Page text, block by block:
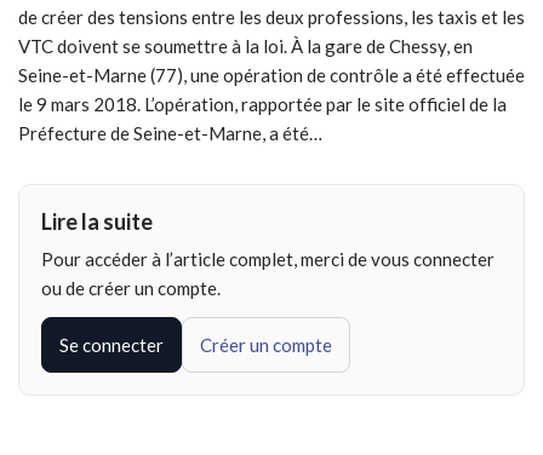
de créer des tensions entre les deux professions, les taxis et les
VTC doivent se soumettre à la loi. À la gare de Chessy, en
Seine-et-Marne (77), une opération de contrôle a été effectuée
le 9 mars 2018. L’opération, rapportée par le site officiel de la
Préfecture de Seine-et-Marne, a été…
Lire la suite
Pour accéder à l’article complet, merci de vous connecter
ou de créer un compte.
Se connecter Créer un compte